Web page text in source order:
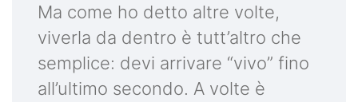
Ma come ho detto altre volte,
viverla da dentro è tutt’altro che
semplice: devi arrivare “vivo” fino
all’ultimo secondo. A volte è